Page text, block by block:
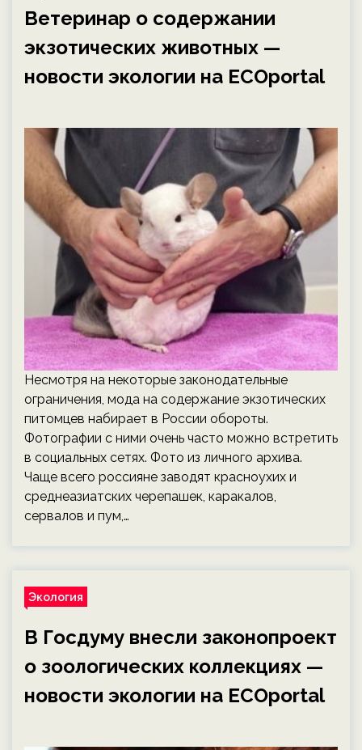
Ветеринар о содержании
экзотических животных —
новости экологии на ECOportal
Несмотря на некоторые законодательные
ограничения, мода на содержание экзотических
питомцев набирает в России обороты.
Фотографии с ними очень часто можно встретить
в социальных сетях. Фото из личного архива.
Чаще всего россияне заводят красноухих и
среднеазиатских черепашек, каракалов,
сервалов и пум,…
Экология
В Госдуму внесли законопроект
о зоологических коллекциях —
новости экологии на ECOportal